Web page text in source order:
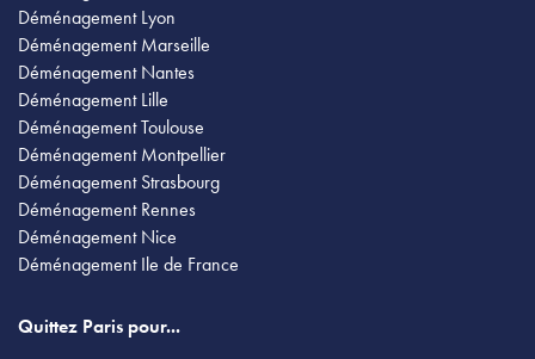
Déménagement Lyon
Déménagement Marseille
Déménagement Nantes
Déménagement Lille
Déménagement Toulouse
Déménagement Montpellier
Déménagement Strasbourg
Déménagement Rennes
Déménagement Nice
Déménagement Ile de France
Quittez Paris pour...